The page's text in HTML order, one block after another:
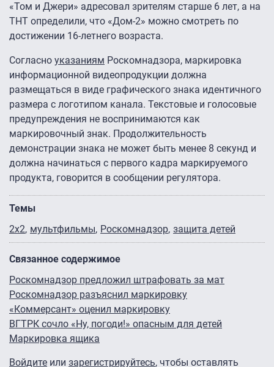
«Том и Джери» адресовал зрителям старше 6 лет, а на
ТНТ определили, что «Дом-2» можно смотреть по
достижении 16-летнего возраста.
Согласно указаниям Роскомнадзора, маркировка
информационной видеопродукции должна
размещаться в виде графического знака идентичного
размера с логотипом канала. Текстовые и голосовые
предупреждения не воспринимаются как
маркировочный знак. Продолжительность
демонстрации знака не может быть менее 8 секунд и
должна начинаться с первого кадра маркируемого
продукта, говорится в сообщении регулятора.
Темы
2х2 мультфильмы Роскомнадзор защита детей
Связанное содержимое
Роскомнадзор предложил штрафовать за мат
Роскомнадзор разъяснил маркировку
«Коммерсант» оценил маркировку
ВГТРК сочло «Ну, погоди!» опасным для детей
Маркировка ящика
Войдите или зарегистрируйтесь, чтобы оставлять